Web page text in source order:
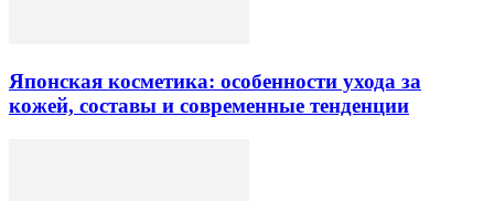
Японская косметика: особенности ухода за
кожей, составы и современные тенденции